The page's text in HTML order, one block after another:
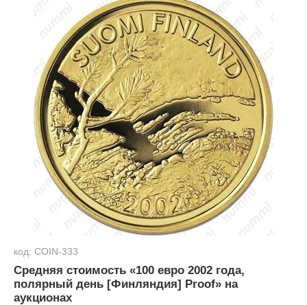
код: COIN-333
Средняя стоимость «100 евро 2002 года,
полярный день [Финляндия] Proof» на
аукционах